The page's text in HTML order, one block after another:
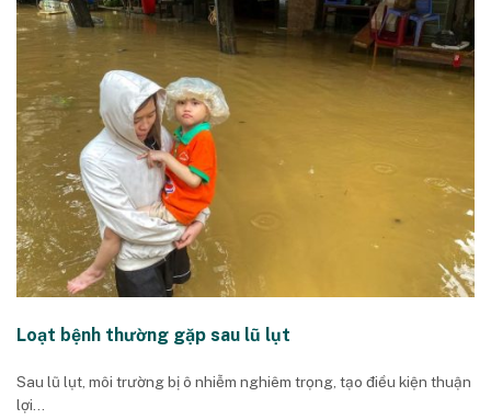
Loạt bệnh thường gặp sau lũ lụt
Sau lũ lụt, môi trường bị ô nhiễm nghiêm trọng, tạo điều kiện thuận
lợi...